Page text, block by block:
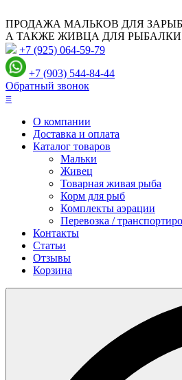
ПРОДАЖА МАЛЬКОВ ДЛЯ
А ТАКЖЕ ЖИВЦА ДЛЯ
+7 (925) 064-59-79
+7 (903) 544-84-44
Обратный звонок
≡
О компании
Доставка и оплата
Каталог товаров
Мальки
Живец
Товарная живая рыба
Корм для рыб
Комплекты аэрации
Перевозка /
Контакты
Статьи
Отзывы
Корзина